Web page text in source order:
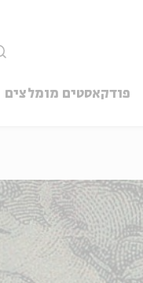
פודקאסטים מומלצים